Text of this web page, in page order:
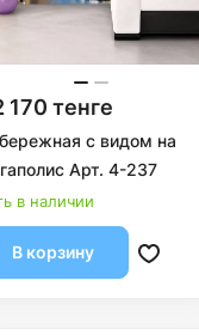
170 тенге
с видом на
Арт. 4-237
в наличии
В корзину